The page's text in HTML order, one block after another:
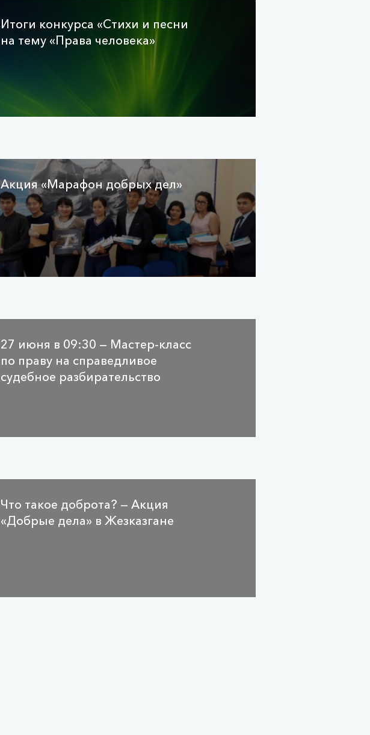
Итоги конкурса «Стихи и песни
на тему «Права человека»
Акция «Марафон добрых дел»
27 июня в 09:30 — Мастер-класс
по праву на справедливое
судебное разбирательство
Что такое доброта? — Акция
«Добрые дела» в Жезказгане